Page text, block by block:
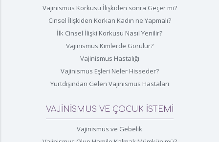
Vajinismus Korkusu İlişkiden sonra Geçer mi?
Cinsel İlişkiden Korkan Kadın ne Yapmalı?
İlk Cinsel İlişki Korkusu Nasıl Yenilir?
Vajinismus Kimlerde Görülür?
Vajinismus Hastalığı
Vajinismus Eşleri Neler Hisseder?
Yurtdışından Gelen Vajinismus Hastaları
VAJİNİSMUS VE ÇOCUK İSTEMİ
Vajinismus ve Gebelik